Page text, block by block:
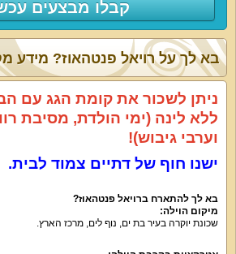
קבלו מבצעים
בא לך על רויאל פנטהאוז? מידע
ניתן לשכור את קומת הגג עם
ללא לינה (ימי הולדת, מסיבת
וערבי גיבוש)!
ישנו חוף של דתיים צמוד לבית.
בא לך להתארח ברויאל פנטהאוז?
מיקום הוילה:
שכונת יוקרה בעיר בת ים, נוף לים, מרכז הארץ.